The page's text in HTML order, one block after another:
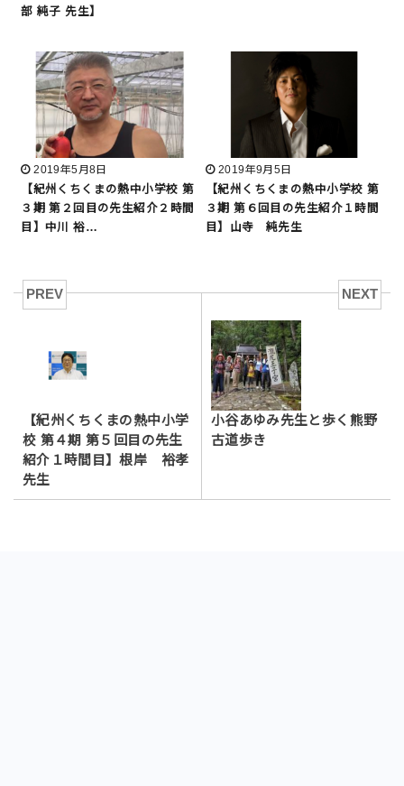
部 純子 先生】
2019年5月8日
【紀州くちくまの熱中小学校 第
３期 第２回目の先生紹介２時間
目】中川 裕…
2019年9月5日
【紀州くちくまの熱中小学校 第
３期 第６回目の先生紹介１時間
目】山寺 純先生
PREV
【紀州くちくまの熱中小学
校 第４期 第５回目の先生
紹介１時間目】根岸 裕孝
先生
NEXT
小谷あゆみ先生と歩く熊野
古道歩き